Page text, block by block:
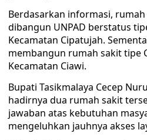
Berdasarkan informasi,
dibangun UNPAD berstatus
Kecamatan Cipatujah.
membangun rumah sakit tipe
Kecamatan Ciawi.
Bupati Tasikmalaya Cecep
hadirnya dua rumah sakit
jawaban atas kebutuhan
mengeluhkan jauhnya akses